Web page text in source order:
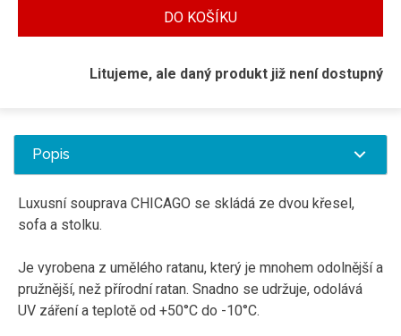
DO KOŠÍKU
Litujeme, ale daný produkt již není dostupný
Popis
Luxusní souprava CHICAGO se skládá ze dvou křesel,
sofa a stolku.
Je vyrobena z umělého ratanu, který je mnohem odolnější a
pružnější, než přírodní ratan. Snadno se udržuje, odolává
UV záření a teplotě od +50°C do -10°C.